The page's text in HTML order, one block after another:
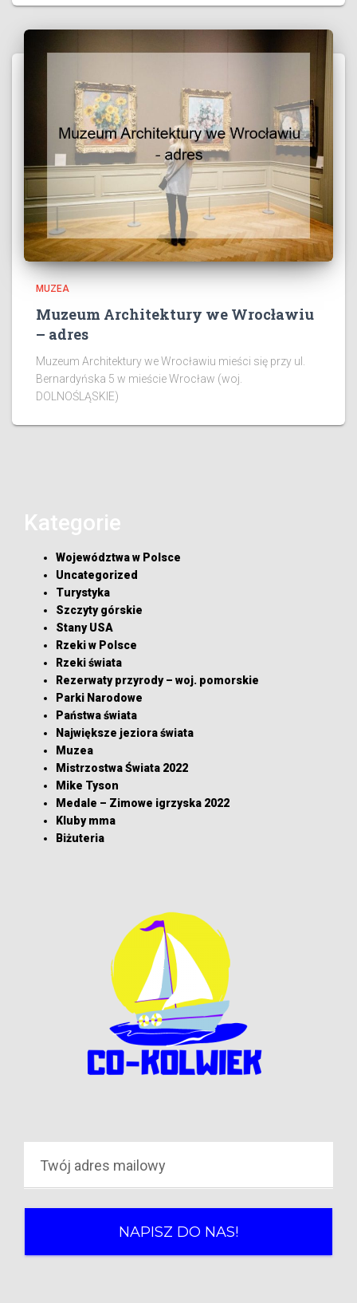
MUZEA
Muzeum Architektury we Wrocławiu
– adres
Muzeum Architektury we Wrocławiu mieści się przy ul.
Bernardyńska 5 w mieście Wrocław (woj.
DOLNOŚLĄSKIE)
Kategorie
Województwa w Polsce
Uncategorized
Turystyka
Szczyty górskie
Stany USA
Rzeki w Polsce
Rzeki świata
Rezerwaty przyrody – woj. pomorskie
Parki Narodowe
Państwa świata
Największe jeziora świata
Muzea
Mistrzostwa Świata 2022
Mike Tyson
Medale – Zimowe igrzyska 2022
Kluby mma
Biżuteria
NAPISZ DO NAS!